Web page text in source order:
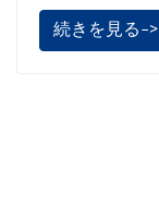
続きを見る->